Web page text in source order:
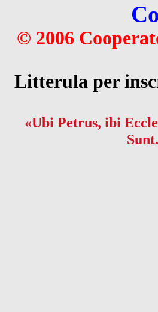
© 2006
Litterula per
«Ubi Petrus, ibi